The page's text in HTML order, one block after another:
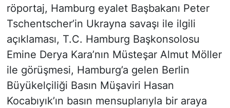
röportaj, Hamburg eyalet Başbakanı Peter
Tschentscher’in Ukrayna savaşı ile ilgili
açıklaması, T.C. Hamburg Başkonsolosu
Emine Derya Kara’nın Müsteşar Almut Möller
ile görüşmesi, Hamburg’a gelen Berlin
Büyükelçiliği Basın Müşaviri Hasan
Kocabıyık’ın basın mensuplarıyla bir araya